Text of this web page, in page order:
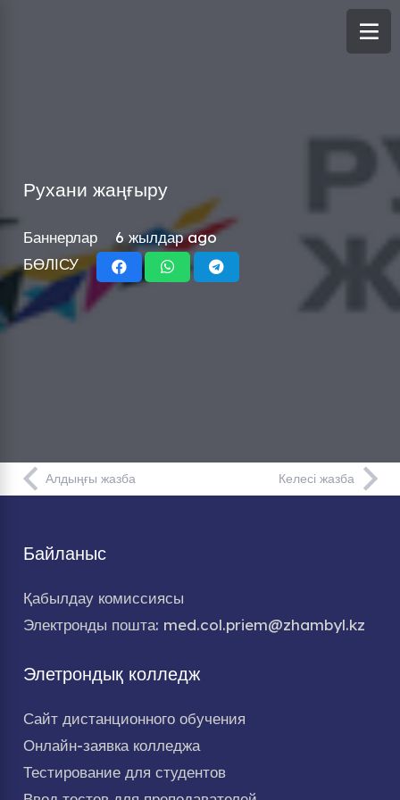
Рухани жаңғыру
Баннерлар
6 жылдар ago
БӨЛІСУ
Алдыңғы жазба Келесі жазба
Байланыс
Қабылдау комиссиясы
Электронды пошта: med.col.priem@zhambyl.kz
Элетрондық колледж
Сайт дистанционного обучения
Онлайн-заявка колледжа
Тестирование для студентов